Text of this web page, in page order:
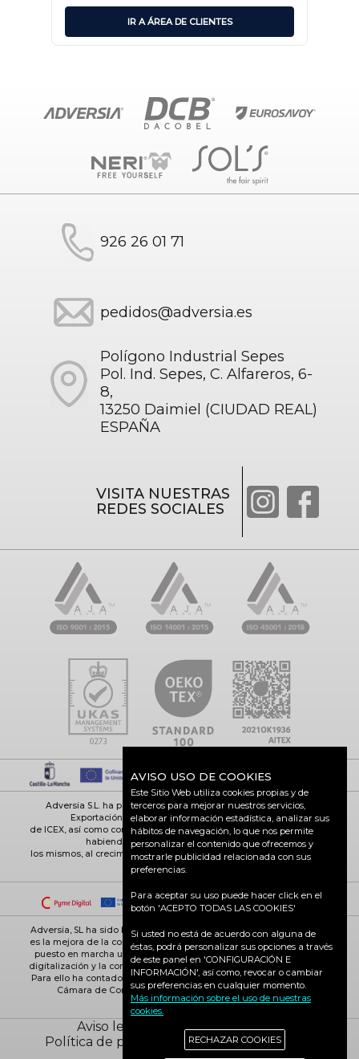
IR A ÁREA DE CLIENTES
926 26 01 71
pedidos@adversia.es
Polígono Industrial Sepes
Pol. Ind. Sepes, C. Alfareros, 6-
8,
13250 Daimiel (CIUDAD REAL)
ESPAÑA
VISITA NUESTRAS
REDES SOCIALES
Adversia S.L. ha participado en el Programa de Iniciación a la
Exportación ICEX-Next, y ha contado con el apoyo
de ICEX, así como con la cofinanciación de Fondos europeos FEDER,
habiendo contribuido según la medida de
los mismos, al crecimiento económico de esta empresa, su región y
de España en su conjunto
Adversia, SL ha sido beneficiaria de Fondos Europeos, cuyo objetivo
es la mejora de la competitividad de las PYMES, y gracias al cual ha
puesto en marcha un Plan de Acción con el objetivo de reforzar la
digitalización y la competitividad de las pymes durante el año 2025.
Para ello ha contado con el apoyo del Programa Pyme Digital de la
Cámara de Comercio de Ciudad Real. #EuropaSeSiente
Aviso legal
Política de cookies
Política de privacidad
Ciudad Real activa
AVISO USO DE COOKIES
Este Sitio Web utiliza cookies propias y de
terceros para mejorar nuestros servicios,
elaborar información estadística, analizar sus
hábitos de navegación, lo que nos permite
personalizar el contenido que ofrecemos y
mostrarle publicidad relacionada con sus
preferencias.
Para aceptar su uso puede hacer click en el
botón 'ACEPTO TODAS LAS COOKIES'
Si usted no está de acuerdo con alguna de
éstas, podrá personalizar sus opciones a través
de este panel en 'CONFIGURACIÓN E
INFORMACIÓN', así como, revocar o cambiar
sus preferencias en cualquier momento.
Más información sobre el uso de nuestras
cookies.
RECHAZAR COOKIES